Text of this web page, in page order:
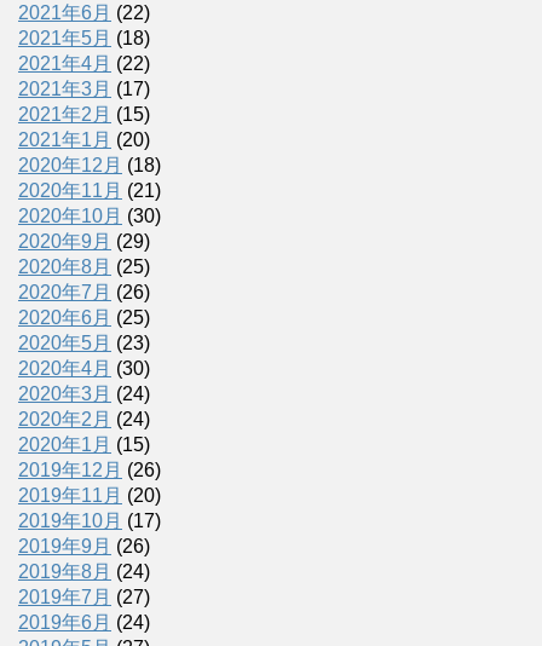
2021年6月 (22)
2021年5月 (18)
2021年4月 (22)
2021年3月 (17)
2021年2月 (15)
2021年1月 (20)
2020年12月 (18)
2020年11月 (21)
2020年10月 (30)
2020年9月 (29)
2020年8月 (25)
2020年7月 (26)
2020年6月 (25)
2020年5月 (23)
2020年4月 (30)
2020年3月 (24)
2020年2月 (24)
2020年1月 (15)
2019年12月 (26)
2019年11月 (20)
2019年10月 (17)
2019年9月 (26)
2019年8月 (24)
2019年7月 (27)
2019年6月 (24)